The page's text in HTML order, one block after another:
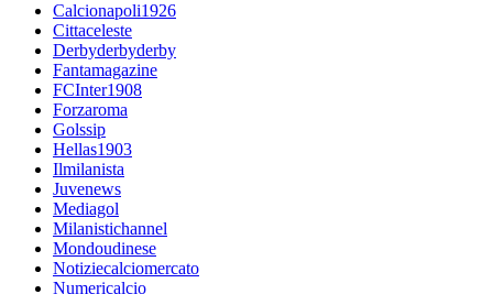
Calcionapoli1926
Cittaceleste
Derbyderbyderby
Fantamagazine
FCInter1908
Forzaroma
Golssip
Hellas1903
Ilmilanista
Juvenews
Mediagol
Milanistichannel
Mondoudinese
Notiziecalciomercato
Numericalcio